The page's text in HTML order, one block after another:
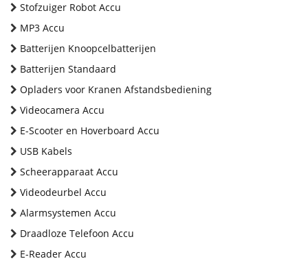
Stofzuiger Robot Accu
MP3 Accu
Batterijen Knoopcelbatterijen
Batterijen Standaard
Opladers voor Kranen Afstandsbediening
Videocamera Accu
E-Scooter en Hoverboard Accu
USB Kabels
Scheerapparaat Accu
Videodeurbel Accu
Alarmsystemen Accu
Draadloze Telefoon Accu
E-Reader Accu